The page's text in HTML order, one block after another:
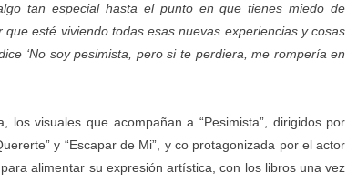
tan especial hasta el punto en que tienes miedo de
esté viviendo todas esas nuevas experiencias y cosas
‘No soy pesimista, pero si te perdiera, me rompería en
visuales que acompañan a “Pesimista”, dirigidos por
y “Escapar de Mi”, y co protagonizada por el actor
alimentar su expresión artística, con los libros una vez